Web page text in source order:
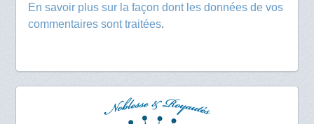
En savoir plus sur la façon dont les données de vos
commentaires sont traitées.